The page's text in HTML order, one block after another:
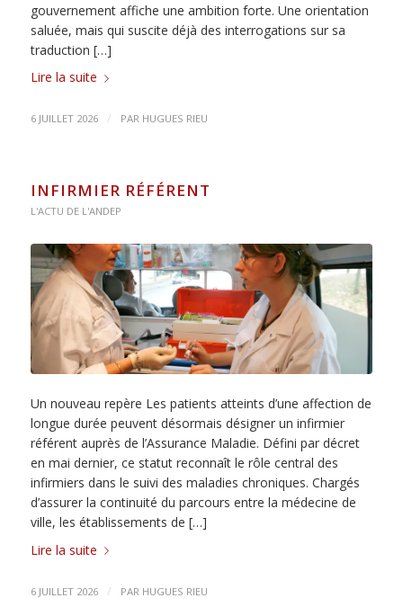
gouvernement affiche une ambition forte. Une orientation
saluée, mais qui suscite déjà des interrogations sur sa
traduction […]
Lire la suite
6 JUILLET 2026 / PAR HUGUES RIEU
INFIRMIER RÉFÉRENT
L'ACTU DE L'ANDEP
Un nouveau repère Les patients atteints d’une affection de
longue durée peuvent désormais désigner un infirmier
référent auprès de l’Assurance Maladie. Défini par décret
en mai dernier, ce statut reconnaît le rôle central des
infirmiers dans le suivi des maladies chroniques. Chargés
d’assurer la continuité du parcours entre la médecine de
ville, les établissements de […]
Lire la suite
6 JUILLET 2026 / PAR HUGUES RIEU